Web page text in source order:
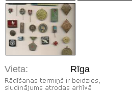
Vieta: Rīga